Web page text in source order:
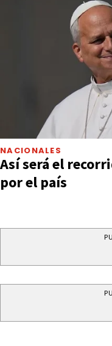
NACIONALES
Así será el
por el país